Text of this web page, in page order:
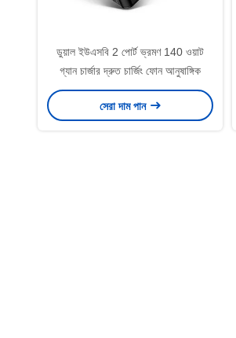
ডুয়াল ইউএসবি 2 পোর্ট ভ্রমণ 140 ওয়াট
গ্যান চার্জার দ্রুত চার্জিং ফোন আনুষাঙ্গিক
সেরা দাম পান